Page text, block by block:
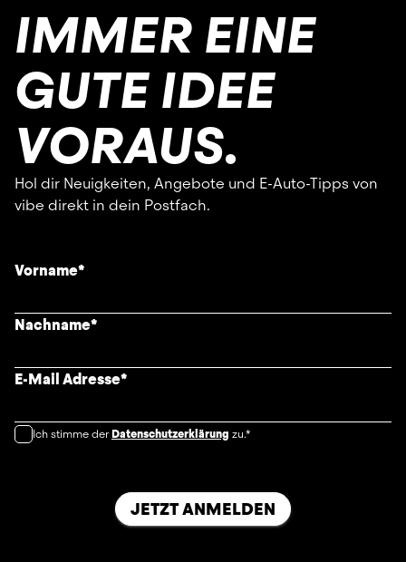
IMMER EINE
GUTE IDEE
VORAUS.
Hol dir Neuigkeiten, Angebote und E-Auto-Tipps von
vibe direkt in dein Postfach.
Vorname*
Nachname*
E-Mail Adresse*
Ich stimme derDatenschutzerklärung zu.*
JETZT ANMELDEN